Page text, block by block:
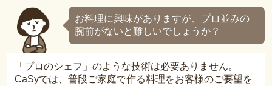
お料理に興味がありますが、プロ並みの
腕前がないと難しいでしょうか？
「プロのシェフ」のような技術は必要ありません。
CaSyでは、普段ご家庭で作る料理をお客様のご要望を